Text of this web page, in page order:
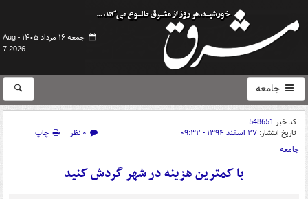
جمعه ۱۶ مرداد ۱۴۰۵ -
Aug
7 2026
جامعه
کد خبر 548651
تاریخ انتشار: ۲۷ اسفند ۱۳۹۴ - ۰۹:۳۲ ۰ نظر
چاپ
جامعه
با کمترین هزینه در شهر گردش کنید